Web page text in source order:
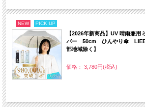
NEW PICK UP
【2026年新商品】UV 晴雨兼
バー 50cm ひんやり傘
部地域除く】
価格： 3,780円(税込)